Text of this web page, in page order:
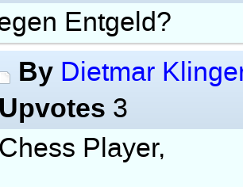
Entgeld?
By Dietmar
Upvotes 3
Chess Player,